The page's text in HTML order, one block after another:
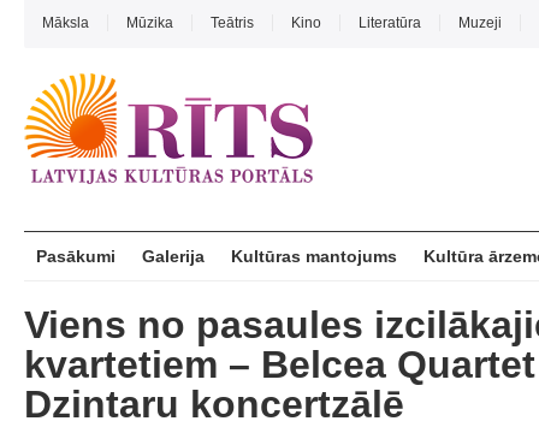
Māksla Mūzika Teātris Kino Literatūra Muzeji
Pasākumi Galerija Kultūras mantojums Kultūra
Viens no pasaules
kvartetiem – Belcea
Dzintaru koncertzālē